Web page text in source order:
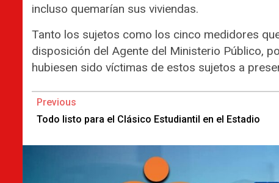
incluso quemarían sus viviendas.
Tanto los sujetos como los cinco medidores
disposición del Agente del Ministerio Público,
hubiesen sido víctimas de estos sujetos a
Continue
Reading
Previous
Todo listo para el Clásico Estudiantil en el Estadio